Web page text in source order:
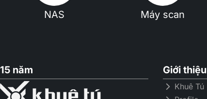
NAS Máy scan
15 năm Giới thiệu
Khuê Tú